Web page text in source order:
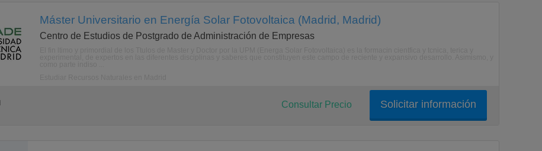
Máster Universitario en Energía Solar Fotovoltaica (Madrid, Madrid)
Centro de Estudios de Postgrado de Administración de Empresas
Solicitar información
Consultar Precio